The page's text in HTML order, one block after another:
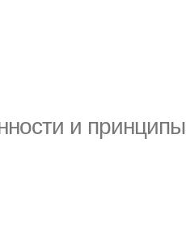
и принципы